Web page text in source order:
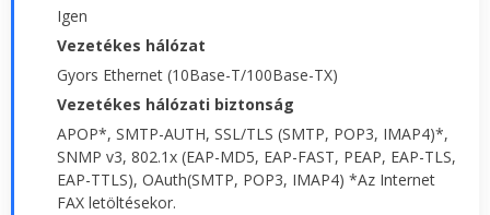
Igen
Vezetékes hálózat
Gyors Ethernet (10Base-T/100Base-TX)
Vezetékes hálózati biztonság
APOP*, SMTP-AUTH, SSL/TLS (SMTP, POP3, IMAP4)*,
SNMP v3, 802.1x (EAP-MD5, EAP-FAST, PEAP, EAP-TLS,
EAP-TTLS), OAuth(SMTP, POP3, IMAP4) *Az Internet
FAX letöltésekor.